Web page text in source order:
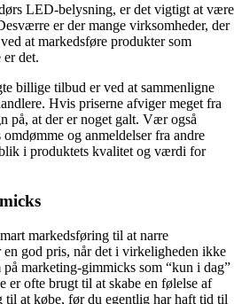
LED-belysning, er det vigtigt at være
er der mange virksomheder, der
at markedsføre produkter som
det.
billige tilbud er ved at sammenligne
Hvis priserne afviger meget fra
på, at der er noget galt. Vær også
og anmeldelser fra andre
i produktets kvalitet og værdi for
markedsføring til at narre
god pris, når det i virkeligheden ikke
marketing-gimmicks som “kun i dag”
er ofte brugt til at skabe en følelse af
til at købe, før du egentlig har haft tid til